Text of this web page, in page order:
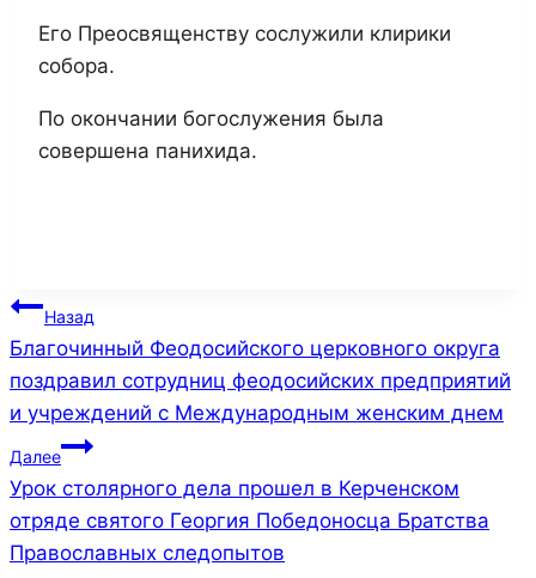
Его Преосвященству сослужили клирики
собора.
По окончании богослужения была
совершена панихида.
Навигация
по
записям
Назад
Благочинный Феодосийского церковного округа
поздравил сотрудниц феодосийских предприятий
и учреждений с Международным женским днем
Далее
Урок столярного дела прошел в Керченском
отряде святого Георгия Победоносца Братства
Православных следопытов